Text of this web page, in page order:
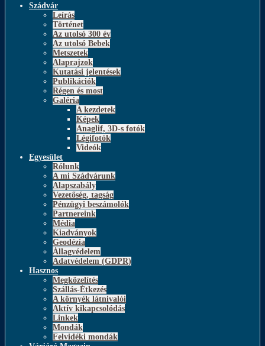
Szádvár
Leírás
Történet
Az utolsó 300 év
Az utolsó Bebek
Metszetek
Alaprajzok
Kutatási jelentések
Publikációk
Régen és most
Galéria
A kezdetek
Képek
Anaglif, 3D-s fotók
Légifotók
Videók
Egyesület
Rólunk
A mi Szádvárunk
Alapszabály
Vezetőség, tagság
Pénzügyi beszámolók
Partnereink
Média
Kiadványok
Geodézia
Állagvédelem
Adatvédelem (GDPR)
Hasznos
Megközelítés
Szállás-Étkezés
A környék látnivalói
Aktív kikapcsolódás
Linkek
Mondák
Felvidéki mondák